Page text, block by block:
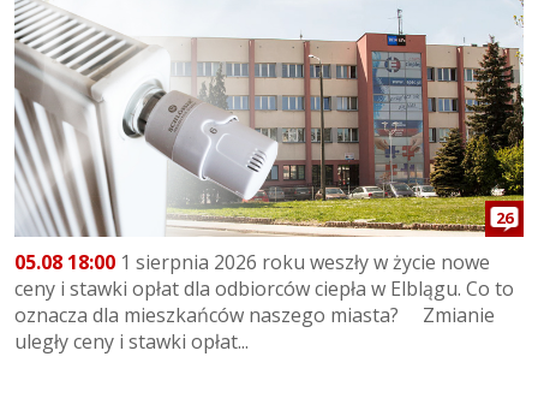
26
05.08 18:00 1 sierpnia 2026 roku weszły w życie nowe
ceny i stawki opłat dla odbiorców ciepła w Elblągu. Co to
oznacza dla mieszkańców naszego miasta? Zmianie
uległy ceny i stawki opłat...